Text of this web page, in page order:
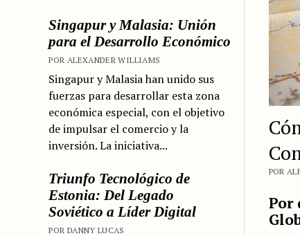
Singapur y Malasia: Unión
para el Desarrollo Económico
POR ALEXANDER WILLIAMS
Singapur y Malasia han unido sus
fuerzas para desarrollar esta zona
económica especial, con el objetivo
de impulsar el comercio y la
inversión. La iniciativa...
Triunfo Tecnológico de
Estonia: Del Legado
Soviético a Líder Digital
POR DANNY LUCAS
POR
Por